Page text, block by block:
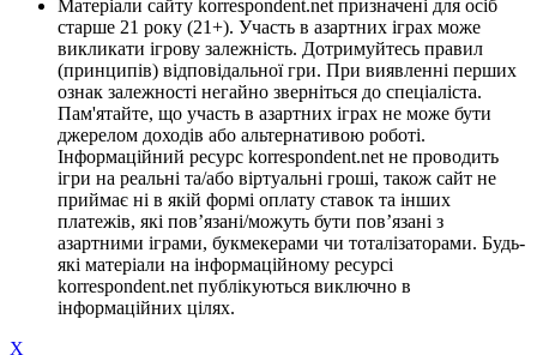
Матеріали сайту korrespondent.net призначені для осіб
старше 21 року (21+). Участь в азартних іграх може
викликати ігрову залежність. Дотримуйтесь правил
(принципів) відповідальної гри. При виявленні перших
ознак залежності негайно зверніться до спеціаліста.
Пам'ятайте, що участь в азартних іграх не може бути
джерелом доходів або альтернативою роботі.
Інформаційний ресурс korrespondent.net не проводить
ігри на реальні та/або віртуальні гроші, також сайт не
приймає ні в якій формі оплату ставок та інших
платежів, які пов’язані/можуть бути пов’язані з
азартними іграми, букмекерами чи тоталізаторами. Будь-
які матеріали на інформаційному ресурсі
korrespondent.net публікуються виключно в
інформаційних цілях.
X